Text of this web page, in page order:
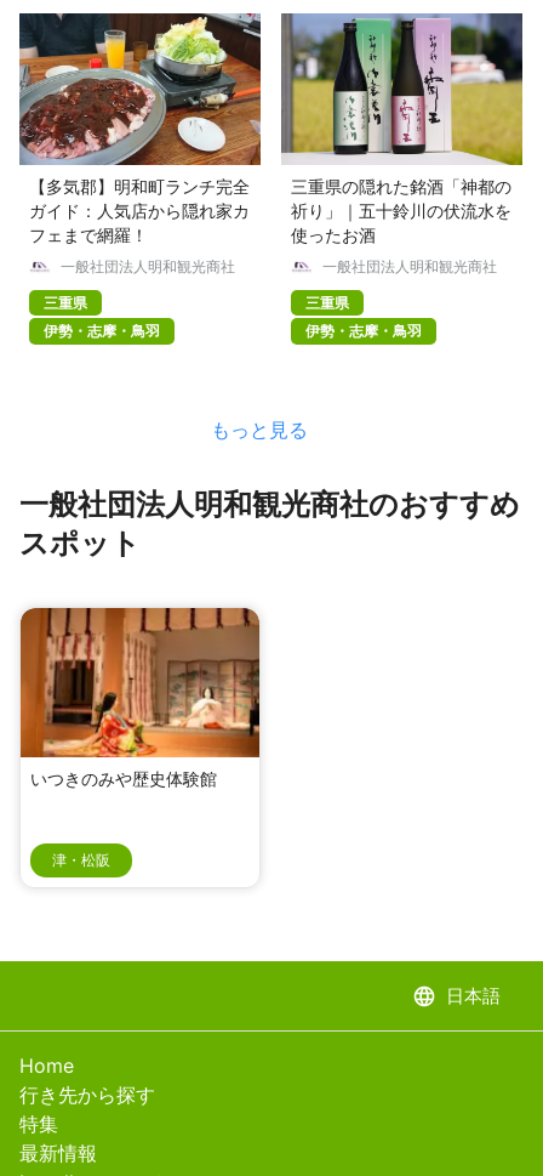
【多気郡】明和町ランチ完全
ガイド：人気店から隠れ家カ
フェまで網羅！
一般社団法人明和観光商社
三重県
伊勢・志摩・鳥羽
三重県の隠れた銘酒「神都の
祈り」｜五十鈴川の伏流水を
使ったお酒
一般社団法人明和観光商社
三重県
伊勢・志摩・鳥羽
もっと見る
一般社団法人明和観光商社のおすすめ
スポット
いつきのみや歴史体験館
津・松阪
language 日本語
Home
行き先から探す
特集
最新情報